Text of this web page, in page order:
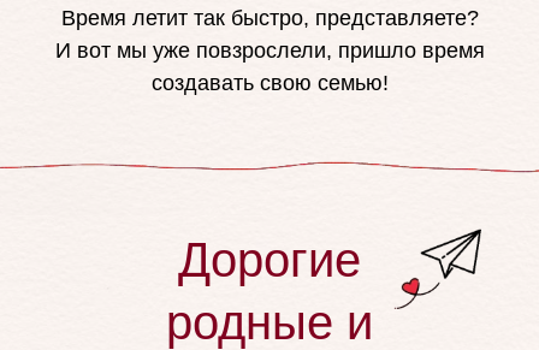
Время летит так быстро, представляете?
И вот мы уже повзрослели, пришло время
создавать свою семью!
Дорогие
родные и